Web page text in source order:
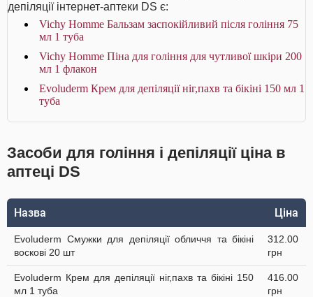
депіляції інтернет-аптеки DS є:
Vichy Homme Бальзам заспокійливий після гоління 75
мл 1 туба
Vichy Homme Піна для гоління для чутливої шкіри 200
мл 1 флакон
Evoluderm Крем для депіляції ніг,пахв та бікіні 150 мл 1
туба
Засоби для гоління і депіляції ціна в
аптеці DS
Назва Ціна
Evoluderm Смужки для депіляції обличчя та бікіні
воскові 20 шт
312.00
грн
Evoluderm Крем для депіляції ніг,пахв та бікіні 150
мл 1 туба
416.00
грн